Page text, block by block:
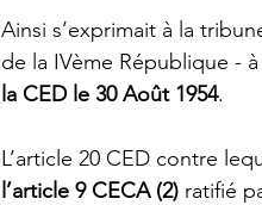
Ainsi s’exprimait à la
de la IVème République -
la CED le 30 Août 1954.
L’article 20 CED contre
l’article 9 CECA (2) ratifié